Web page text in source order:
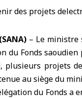
– Le ministre
du Fonds
plusieurs projets
au siège du
du Fonds a